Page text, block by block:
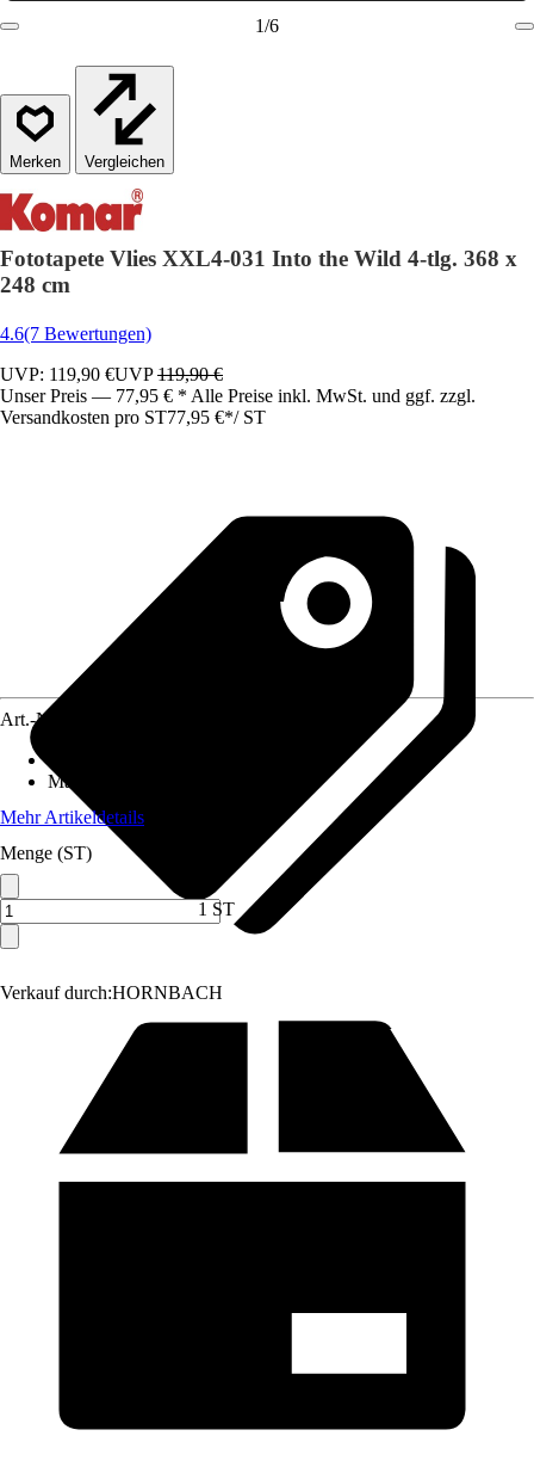
1/6
Vergleichen
Fototapete Vlies XXL4-031 Into the Wild 4-tlg. 368 x
248 cm
4.6(7 Bewertungen)
UVP: 119,90 €UVP119,90 €
Unser Preis — 77,95 € * Alle Preise inkl. MwSt. und ggf. zzgl.
Versandkosten pro ST77,95 €*/ ST
Verkauf durch:HORNBACH
Art.-Nr.
Maße (BxH)
Mehr Artikeldetails
Menge (ST)
1 ST